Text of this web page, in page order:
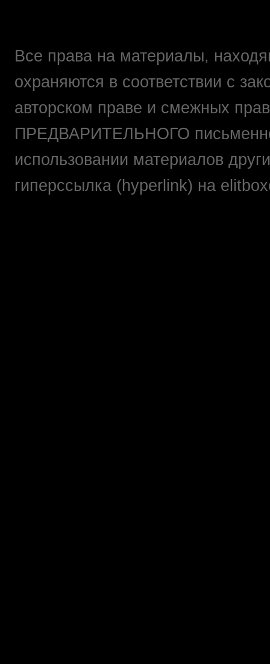
Все права на материалы,
охраняются в соответствии с
авторском праве и смежных
ПРЕДВАРИТЕЛЬНОГО
использовании материалов
гиперссылка (hyperlink) на